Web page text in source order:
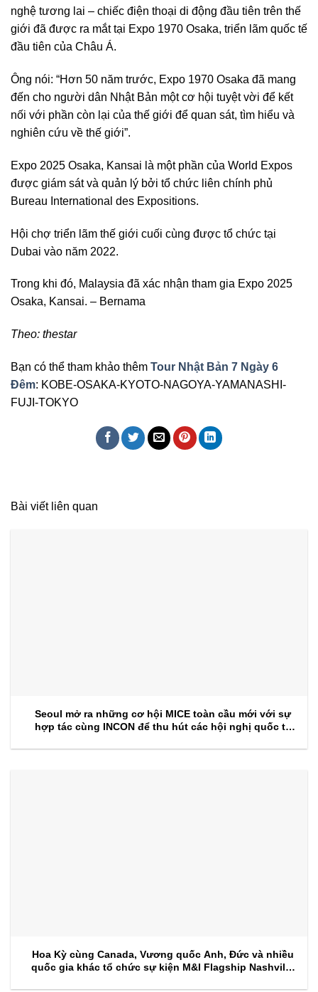
nghệ tương lai – chiếc điện thoại di động đầu tiên trên thế
giới đã được ra mắt tại Expo 1970 Osaka, triển lãm quốc tế
đầu tiên của Châu Á.
Ông nói: “Hơn 50 năm trước, Expo 1970 Osaka đã mang
đến cho người dân Nhật Bản một cơ hội tuyệt vời để kết
nối với phần còn lại của thế giới để quan sát, tìm hiểu và
nghiên cứu về thế giới”.
Expo 2025 Osaka, Kansai là một phần của World Expos
được giám sát và quản lý bởi tổ chức liên chính phủ
Bureau International des Expositions.
Hội chợ triển lãm thế giới cuối cùng được tổ chức tại
Dubai vào năm 2022.
Trong khi đó, Malaysia đã xác nhận tham gia Expo 2025
Osaka, Kansai. – Bernama
Theo: thestar
Bạn có thể tham khảo thêm Tour Nhật Bản 7 Ngày 6
Đêm: KOBE-OSAKA-KYOTO-NAGOYA-YAMANASHI-
FUJI-TOKYO
Bài viết liên quan
Seoul mở ra những cơ hội MICE toàn cầu mới với sự
hợp tác cùng INCON để thu hút các hội nghị quốc tế
Hoa Kỳ cùng Canada, Vương quốc Anh, Đức và nhiều
quốc gia khác tổ chức sự kiện M&I Flagship Nashville